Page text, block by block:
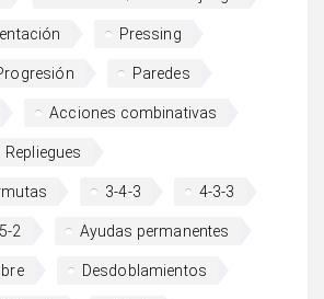
Pressing
Paredes
Acciones combinativas
Repliegues
3-4-3 4-3-3
2 Ayudas permanentes
Desdoblamientos